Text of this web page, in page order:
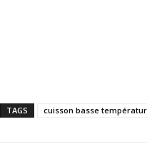
TAGS cuisson basse